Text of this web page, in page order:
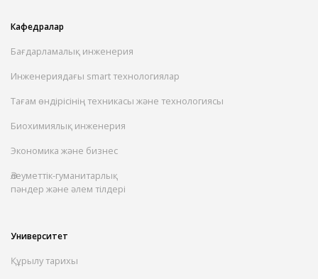
Кафедралар
Бағдарламалық инженерия
Инженериядағы smart технологиялар
Тағам өндірісінің техникасы және технологиясы
Биохимиялық инженерия
Экономика және бизнес
Әлеуметтік-гуманитарлық
пәндер және әлем тілдері
Университет
Құрылу тарихы